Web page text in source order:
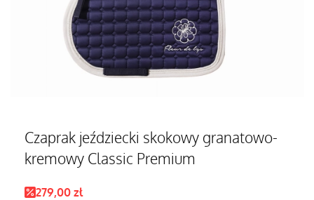
Czaprak jeździecki skokowy granatowo-
kremowy Classic Premium
Cena promocyjna
279,00 zł